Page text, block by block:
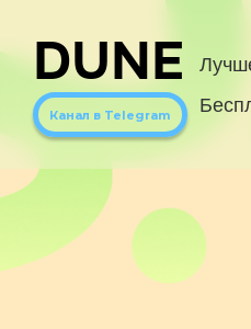
DUNE
Канал в Telegram